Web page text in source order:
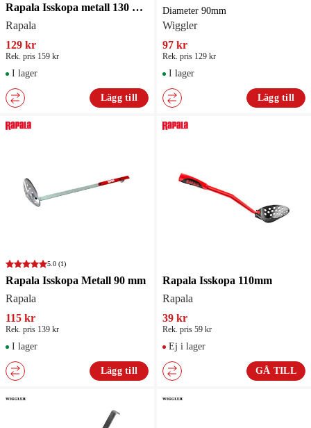
Rapala Isskopa metall 130 mm
Rapala
129 kr
Rek. pris 159 kr
I lager
Lägg till
Diameter 90mm
Wiggler
97 kr
Rek. pris 129 kr
I lager
Lägg till
5.0 (1)
Rapala Isskopa Metall 90 mm
Rapala
115 kr
Rek. pris 139 kr
I lager
Lägg till
Rapala Isskopa 110mm
Rapala
39 kr
Rek. pris 59 kr
Ej i lager
GÅ TILL